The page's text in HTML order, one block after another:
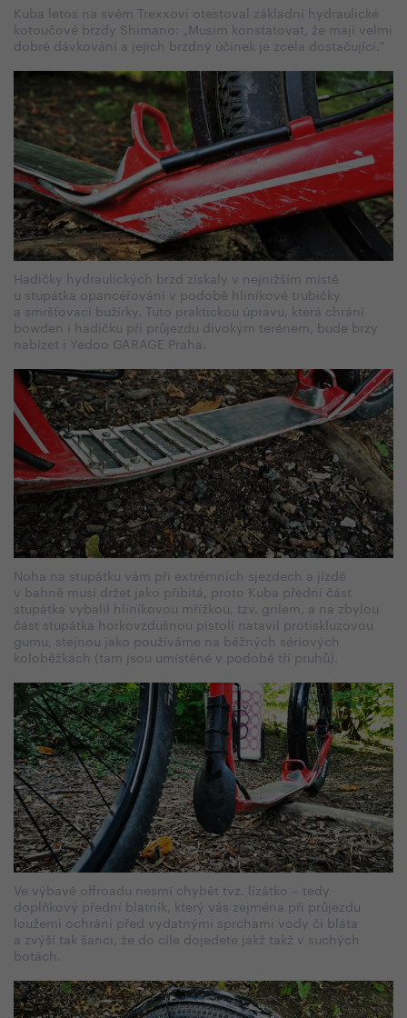
Kuba letos na svém Trexxovi otestoval základní hydraulické
kotoučové brzdy Shimano: „Musím konstatovat, že mají velmi
dobré dávkování a jejich brzdný účinek je zcela dostačující."
Hadičky hydraulických brzd získaly v nejnižším místě
u stupátka opancéřování v podobě hliníkové trubičky
a smršťovací bužírky. Tuto praktickou úpravu, která chrání
bowden i hadičku při průjezdu divokým terénem, bude brzy
nabízet i Yedoo GARAGE Praha.
Noha na stupátku vám při extrémních sjezdech a jízdě
v bahně musí držet jako přibitá, proto Kuba přední část
stupátka vybalil hliníkovou mřížkou, tzv. grilem, a na zbylou
část stupátka horkovzdušnou pistolí natavil protiskluzovou
gumu, stejnou jako používáme na běžných sériových
koloběžkách (tam jsou umístěné v podobě tří pruhů).
Ve výbavě offroadu nesmí chybět tvz. lízátko – tedy
doplňkový přední blatník, který vás zejména při průjezdu
loužemi ochrání před vydatnými sprchami vody či bláta
a zvýší tak šanci, že do cíle dojedete jakž takž v suchých
botách.